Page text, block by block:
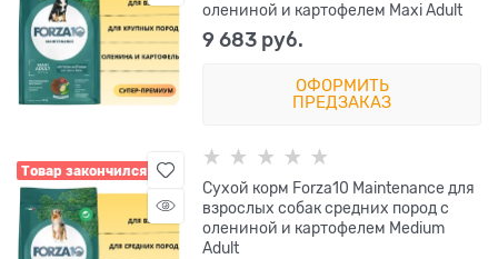
олениной и картофелем Maxi Adult
9 683 руб.
ОФОРМИТЬ
ПРЕДЗАКАЗ
Товар закончился
Сухой корм Forza10 Maintenance для
взрослых собак средних пород с
олениной и картофелем Medium
Adult